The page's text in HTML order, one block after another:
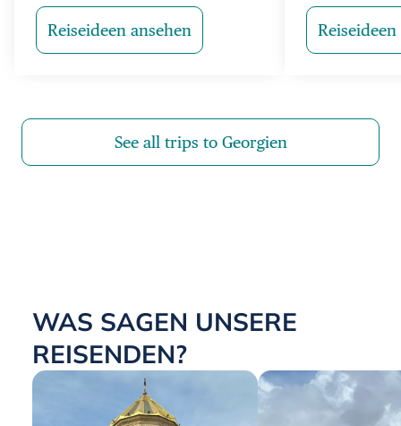
Reiseideen ansehen
See all trips to Georgien
WAS SAGEN UNSERE
REISENDEN?